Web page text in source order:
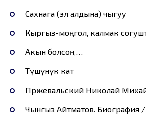
Сахнага (эл алдына) чыгуу
Кыргыз-моңгол, калмак
Акын болсоң …
Түшүнүк кат
Пржевальский Николай
Чынгыз Айтматов. Биография